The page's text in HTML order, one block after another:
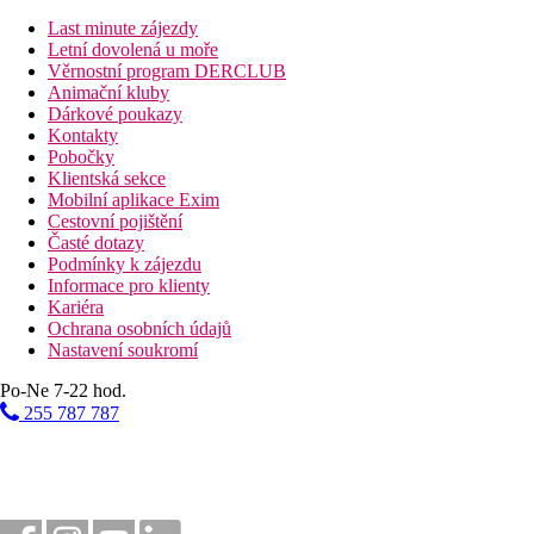
vstupní hala s recepcí
hlavní restaurace
3 restaurace s obsluhou (po předchozí rezervaci, 1x za
bar
snack bar
3 restaurace s obsluhou
2 bazény (lehátka, slunečníky a osušky zdarma)
dětský bazén
skluzavky
vnitřní bazén
konferenční místnost
Wi-Fi (zdarma)
TV místnost
SPA centrum
dětské hřiště
miniklub (pro děti 4-12 let)
Popis pláže
Last minute zájezdy
Letní dovolená u moře
Věrnostní program DERCLUB
Animační kluby
Dárkové poukazy
Kontakty
Pobočky
Klientská sekce
Mobilní aplikace Exim
Cestovní pojištění
Časté dotazy
Podmínky k zájezdu
Informace pro klienty
Kariéra
Ochrana osobních údajů
Nastavení soukromí
Po-Ne 7-22 hod.
255 787 787